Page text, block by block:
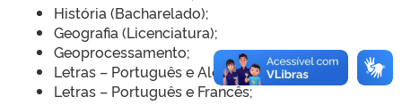
História (Bacharelado);
Geografia (Licenciatura);
Geoprocessamento;
Letras – Português e Alemão;
Letras – Português e Francês;